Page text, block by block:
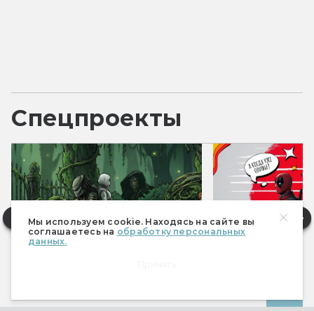
Мы используем cookie. Находясь на сайте вы
соглашаетесь на обработку персональных
данных.
Спецпроекты